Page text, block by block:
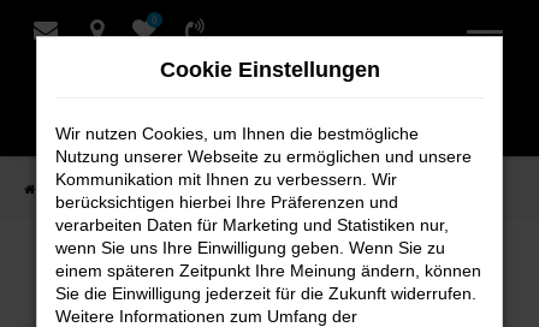
Zum
0
Startseite Fahrzeuganfrage
Fragen Sie uns nach Ihrem
Wunschauto
Cookie Einstellungen
Wir nutzen Cookies, um Ihnen die bestmögliche
Nutzung unserer Webseite zu ermöglichen und unsere
Kommunikation mit Ihnen zu verbessern. Wir
berücksichtigen hierbei Ihre Präferenzen und
verarbeiten Daten für Marketing und Statistiken nur,
wenn Sie uns Ihre Einwilligung geben. Wenn Sie zu
einem späteren Zeitpunkt Ihre Meinung ändern, können
Sie die Einwilligung jederzeit für die Zukunft widerrufen.
Weitere Informationen zum Umfang der